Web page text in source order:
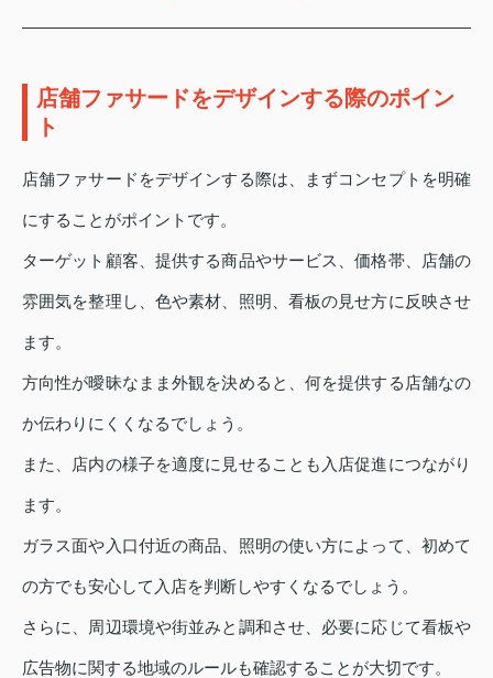
店舗ファサードをデザインする際のポイン
ト
店舗ファサードをデザインする際は、まずコンセプトを明確
にすることがポイントです。
ターゲット顧客、提供する商品やサービス、価格帯、店舗の
雰囲気を整理し、色や素材、照明、看板の見せ方に反映させ
ます。
方向性が曖昧なまま外観を決めると、何を提供する店舗なの
か伝わりにくくなるでしょう。
また、店内の様子を適度に見せることも入店促進につながり
ます。
ガラス面や入口付近の商品、照明の使い方によって、初めて
の方でも安心して入店を判断しやすくなるでしょう。
さらに、周辺環境や街並みと調和させ、必要に応じて看板や
広告物に関する地域のルールも確認することが大切です。